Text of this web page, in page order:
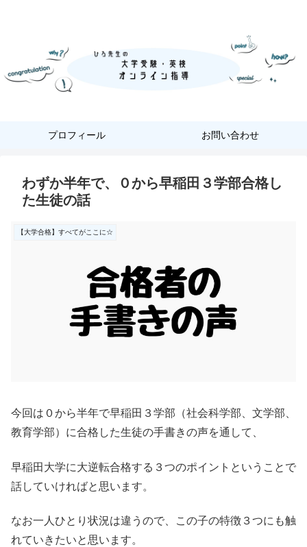
プロフィール お問い合わせ
わずか半年で、０から早稲田３学部合格し
た生徒の話
【大学合格】すべてがここに☆
今回は０から半年で早稲田３学部（社会科学部、文学部、
教育学部）に合格した生徒の手書きの声を通して、
早稲田大学に大逆転合格する３つのポイントということで
話していければと思います。
なお一人ひとり状況は違うので、この子の特徴３つにも触
れていきたいと思います。